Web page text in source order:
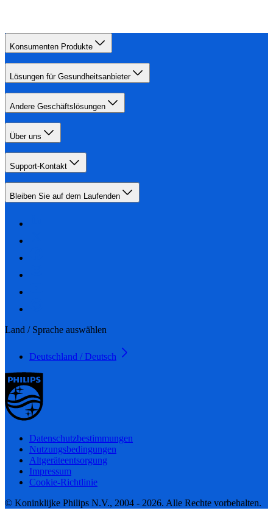
Konsumenten Produkte
Lösungen für Gesundheitsanbieter
Andere Geschäftslösungen
Über uns
Support-Kontakt
Bleiben Sie auf dem Laufenden
Land / Sprache auswählen
Deutschland / Deutsch
Datenschutzbestimmungen
Nutzungsbedingungen
Altgeräteentsorgung
Impressum
Cookie-Richtlinie
© Koninklijke Philips N.V., 2004 - 2026. Alle Rechte vorbehalten.